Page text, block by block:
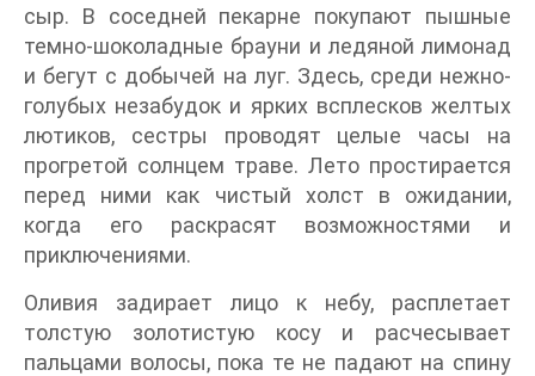
сыр. В соседней пекарне покупают пышные
темно-шоколадные брауни и ледяной лимонад
и бегут с добычей на луг. Здесь, среди нежно-
голубых незабудок и ярких всплесков желтых
лютиков, сестры проводят целые часы на
прогретой солнцем траве. Лето простирается
перед ними как чистый холст в ожидании,
когда его раскрасят возможностями и
приключениями.
Оливия задирает лицо к небу, расплетает
толстую золотистую косу и расчесывает
пальцами волосы, пока те не падают на спину